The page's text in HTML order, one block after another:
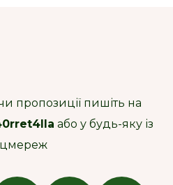
пропозиції пишіть на
або у будь-яку із